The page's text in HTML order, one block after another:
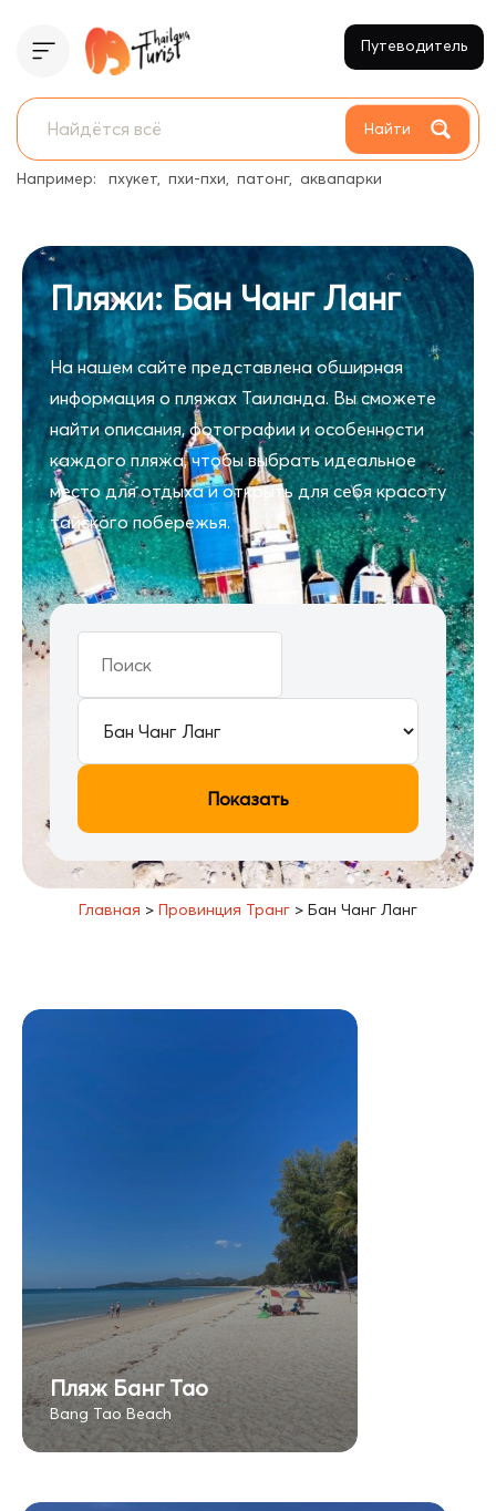
Найти
Например: пхукет пхи-пхи патонг аквапарки
Путеводитель
Пляжи: Бан Чанг Ланг
На нашем сайте представлена обширная
информация о пляжах Таиланда. Вы сможете
найти описания, фотографии и особенности
каждого пляжа, чтобы выбрать идеальное
место для отдыха и открыть для себя красоту
тайского побережья.
Показать
Главная > Провинция Транг > Бан Чанг Ланг
Пляж Банг Тао
Bang Tao Beach